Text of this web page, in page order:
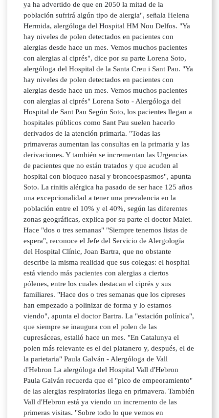
ya ha advertido de que en 2050 la mitad de la
población sufrirá algún tipo de alergia", señala Helena
Hermida, alergóloga del Hospital HM Nou Delfos. "Ya
hay niveles de polen detectados en pacientes con
alergias desde hace un mes. Vemos muchos pacientes
con alergias al ciprés", dice por su parte Lorena Soto,
alergóloga del Hospital de la Santa Creu i Sant Pau. "Ya
hay niveles de polen detectados en pacientes con
alergias desde hace un mes. Vemos muchos pacientes
con alergias al ciprés" Lorena Soto - Alergóloga del
Hospital de Sant Pau Según Soto, los pacientes llegan a
hospitales públicos como Sant Pau suelen hacerlo
derivados de la atención primaria. "Todas las
primaveras aumentan las consultas en la primaria y las
derivaciones. Y también se incrementan las Urgencias
de pacientes que no están tratados y que acuden al
hospital con bloqueo nasal y broncoespasmos", apunta
Soto. La rinitis alérgica ha pasado de ser hace 125 años
una excepcionalidad a tener una prevalencia en la
población entre el 10% y el 40%, según las diferentes
zonas geográficas, explica por su parte el doctor Malet.
Hace "dos o tres semanas" "Siempre tenemos listas de
espera", reconoce el Jefe del Servicio de Alergología
del Hospital Clínic, Joan Bartra, que no obstante
describe la misma realidad que sus colegas: el hospital
está viendo más pacientes con alergias a ciertos
pólenes, entre los cuales destacan el ciprés y sus
familiares. "Hace dos o tres semanas que los cipreses
han empezado a polinizar de forma y lo estamos
viendo", apunta el doctor Bartra. La "estación polínica",
que siempre se inaugura con el polen de las
cupresáceas, estalló hace un mes. "En Catalunya el
polen más relevante es el del platanero y, después, el de
la parietaria" Paula Galván - Alergóloga de Vall
d'Hebron La alergóloga del Hospital Vall d'Hebron
Paula Galván recuerda que el "pico de empeoramiento"
de las alergias respiratorias llega en primavera. También
Vall d'Hebron está ya viendo un incremento de las
primeras visitas. "Sobre todo lo que vemos en